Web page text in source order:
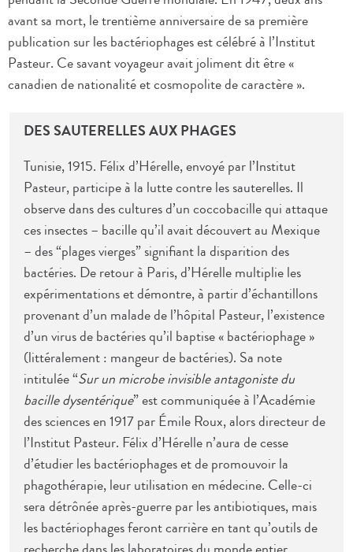
avant sa mort, le trentième anniversaire de sa première
publication sur les bactériophages est célébré à l’Institut
Pasteur. Ce savant voyageur avait joliment dit être «
canadien de nationalité et cosmopolite de caractère ».
DES SAUTERELLES AUX PHAGES
Tunisie, 1915. Félix d’Hérelle, envoyé par l’Institut
Pasteur, participe à la lutte contre les sauterelles. Il
observe dans des cultures d’un coccobacille qui attaque
ces insectes – bacille qu’il avait découvert au Mexique
– des “plages vierges” signifiant la disparition des
bactéries. De retour à Paris, d’Hérelle multiplie les
expérimentations et démontre, à partir d’échantillons
provenant d’un malade de l’hôpital Pasteur, l’existence
d’un virus de bactéries qu’il baptise « bactériophage »
(littéralement : mangeur de bactéries). Sa note
intitulée “Sur un microbe invisible antagoniste du
bacille dysentérique” est communiquée à l’Académie
des sciences en 1917 par Émile Roux, alors directeur de
l’Institut Pasteur. Félix d’Hérelle n’aura de cesse
d’étudier les bactériophages et de promouvoir la
phagothérapie, leur utilisation en médecine. Celle-ci
sera détrônée après-guerre par les antibiotiques, mais
les bactériophages feront carrière en tant qu’outils de